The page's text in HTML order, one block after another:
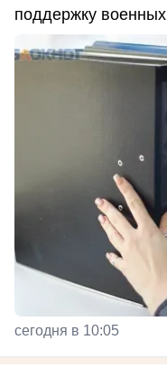
поддержку военных
сегодня в 10:05